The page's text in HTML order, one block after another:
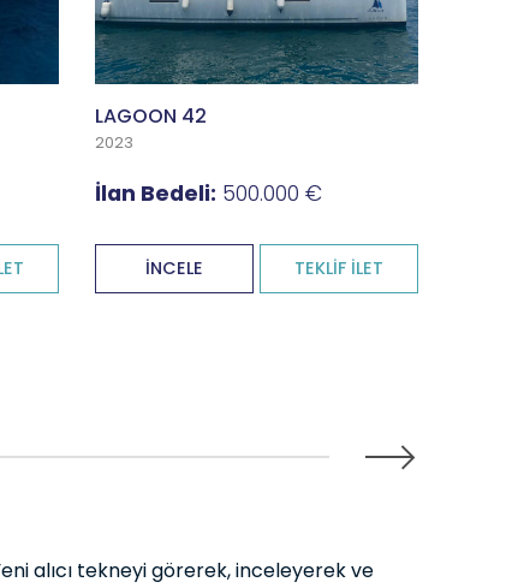
LAGOON 42
2023
İlan Bedeli: 500.000 €
İNCELE TEKLİF İLET
alıcı tekneyi görerek, inceleyerek ve